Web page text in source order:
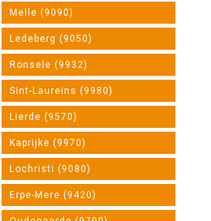
Melle (9090)
Ledeberg (9050)
Ronsele (9932)
Sint-Laureins (9980)
Lierde (9570)
Kaprijke (9970)
Lochristi (9080)
Erpe-Mere (9420)